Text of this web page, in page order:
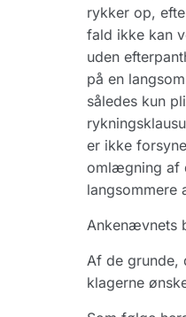
rykker op,
fald ikke kan
uden
på en
således kun
er ikke
omlægning af
langsommere
Ankenævnets
Af de grunde,
klagerne